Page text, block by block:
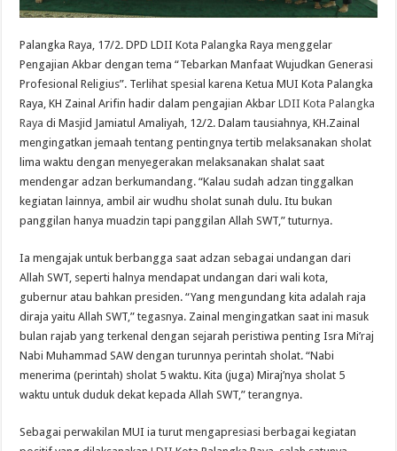
Palangka Raya, 17/2. DPD LDII Kota Palangka Raya menggelar
Pengajian Akbar dengan tema “Tebarkan Manfaat Wujudkan Generasi
Profesional Religius”. Terlihat spesial karena Ketua MUI Kota Palangka
Raya, KH Zainal Arifin hadir dalam pengajian AkbarLDII Kota Palangka
Raya di Masjid Jamiatul Amaliyah, 12/2. Dalam tausiahnya, KH.Zainal
mengingatkan jemaah tentang pentingnya tertib melaksanakan sholat
lima waktu dengan menyegerakan melaksanakan shalat saat
mendengar adzan berkumandang. “Kalau sudah adzan tinggalkan
kegiatan lainnya, ambil air wudhu sholat sunah dulu. Itu bukan
panggilan hanya muadzin tapi panggilan Allah SWT,” tuturnya.
Ia mengajak untuk berbangga saat adzan sebagai undangan dari
Allah SWT, seperti halnya mendapat undangan dari wali kota,
gubernur atau bahkan presiden. “Yang mengundang kita adalah raja
diraja yaitu Allah SWT,” tegasnya. Zainal mengingatkan saat ini masuk
bulan rajab yang terkenal dengan sejarah peristiwa penting Isra Mi’raj
Nabi Muhammad SAW dengan turunnya perintah sholat. “Nabi
menerima (perintah) sholat 5 waktu. Kita (juga) Miraj’nya sholat 5
waktu untuk duduk dekat kepada Allah SWT,” terangnya.
Sebagai perwakilan MUI ia turut mengapresiasi berbagai kegiatan